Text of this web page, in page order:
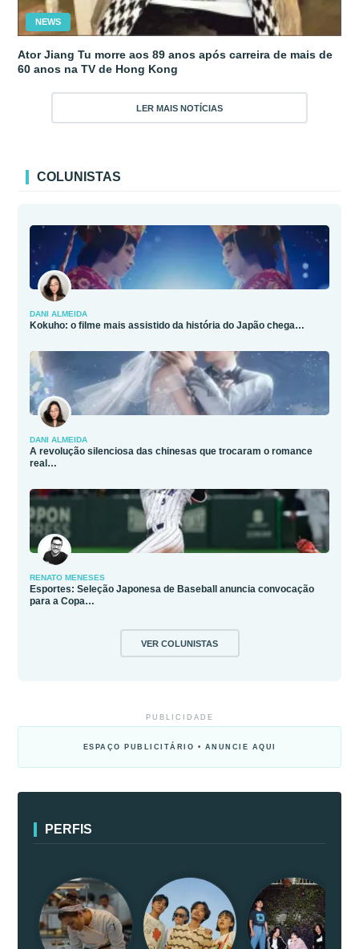
NEWS
Ator Jiang Tu morre aos 89 anos após carreira de mais de
60 anos na TV de Hong Kong
LER MAIS NOTÍCIAS
COLUNISTAS
DANI ALMEIDA
Kokuho: o filme mais assistido da história do Japão chega…
DANI ALMEIDA
A revolução silenciosa das chinesas que trocaram o romance
real…
RENATO MENESES
Esportes: Seleção Japonesa de Baseball anuncia convocação
para a Copa…
VER COLUNISTAS
PUBLICIDADE
ESPAÇO PUBLICITÁRIO • ANUNCIE AQUI
PERFIS